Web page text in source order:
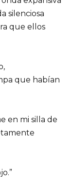
silenciosa
que ellos
que habían
en mi silla de